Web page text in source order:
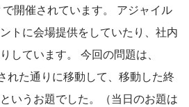
開催されています。 アジャイル
トに会場提供をしていたり、社内
しています。 今回の問題は、
れた通りに移動して、移動した終
いうお題でした。（当日のお題は